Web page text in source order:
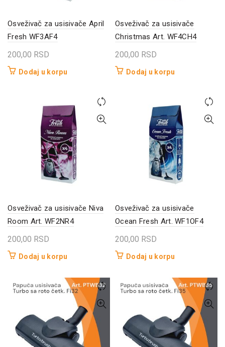
Osveživač za usisivače April
Fresh WF3AF4
200,00 RSD
Dodaj u korpu
Osveživač za usisivače
Christmas Art. WF4CH4
200,00 RSD
Dodaj u korpu
Osveživač za usisivače Niva
Room Art. WF2NR4
200,00 RSD
Dodaj u korpu
Osveživač za usisivače
Ocean Fresh Art. WF1OF4
200,00 RSD
Dodaj u korpu